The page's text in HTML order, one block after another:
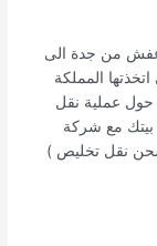
من جدة الى
المملكة
حول عملية نقل
بيتك مع شركة
نقل تخليص )